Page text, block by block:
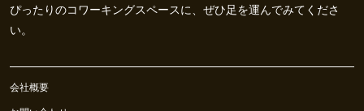
ぴったりのコワーキングスペースに、ぜひ足を運んでみてくださ
い。
会社概要